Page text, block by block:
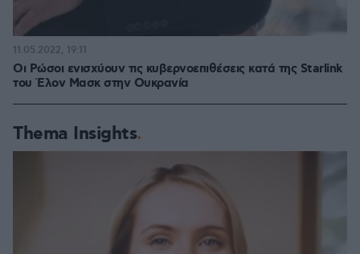
Οι Ρώσοι ενισχύουν τις κυβερνοεπιθέσεις κατά της Starlink
του Έλον Μασκ στην Ουκρανία
11.05.2022, 19:11
Thema Insights